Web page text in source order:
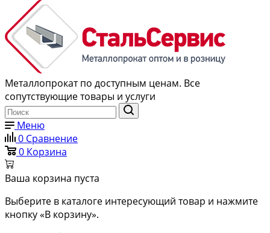
Металлопрокат по доступным ценам. Все
сопутствующие товары и услуги
Меню
0 Сравнение
0 Корзина
Ваша корзина пуста
Выберите в каталоге интересующий товар и нажмите
кнопку «В корзину».